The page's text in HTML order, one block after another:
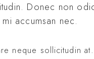
Donec non
accumsan nec.
neque sollicitudin